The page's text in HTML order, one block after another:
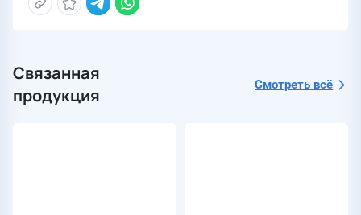
Связанная
продукция
Смотреть всё